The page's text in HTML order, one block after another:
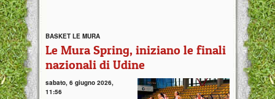
BASKET LE MURA
Le Mura Spring, iniziano le finali
nazionali di Udine
sabato, 6 giugno 2026,
11:56